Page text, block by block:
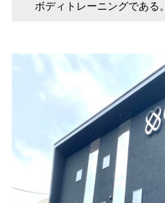
ボディトレーニングである。